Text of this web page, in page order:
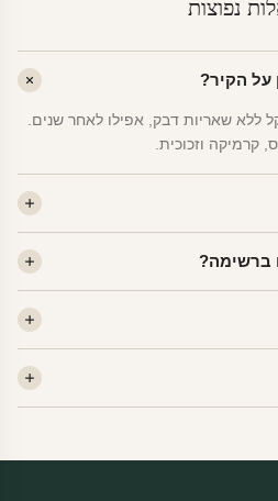
נפוצות
הקיר?
ללא שאריות דבק, אפילו לאחר שנים.
קרמיקה וזכוכית.
ברשימה?